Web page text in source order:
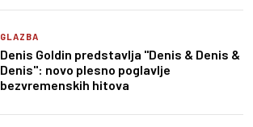
GLAZBA
Denis Goldin predstavlja "Denis & Denis &
Denis": novo plesno poglavlje
bezvremenskih hitova